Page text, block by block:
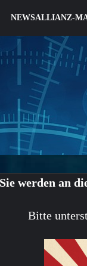
NEWSALLIANZ-
werden an
Bitte